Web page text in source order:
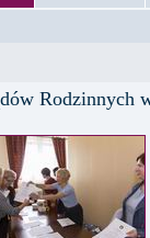
Rodzinnych